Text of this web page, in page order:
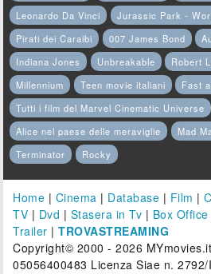
Leonardo Da Vinci
Jurassic Park -
Pirati dei Caraibi
007 James Bond
Indiana Jones
Unbreakable Robert
Millennium
Teen movie italiani
Fast
Tutti i film del Marvel Cinematic Universe
Alice nel paese delle meraviglie
Mad
Terminator
Rocky
Home | Cinema | Database | Film |
TV | Dvd | Stasera in Tv | Box Office
Trailer |TROVASTREAMING
Copyright© 2000 - 2026
05056400483 Licenza Siae n.